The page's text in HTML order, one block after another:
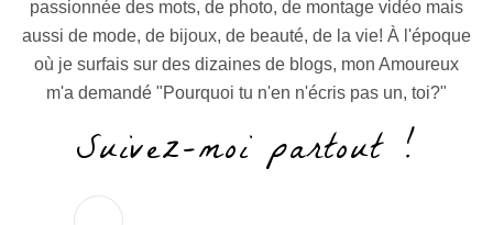
passionnée des mots, de photo, de montage vidéo mais
aussi de mode, de bijoux, de beauté, de la vie! À l'époque
où je surfais sur des dizaines de blogs, mon Amoureux
m'a demandé "Pourquoi tu n'en n'écris pas un, toi?"
Suivez-moi partout !